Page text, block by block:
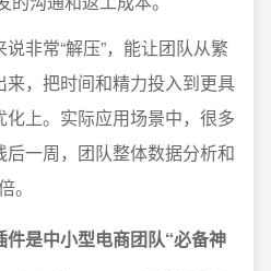
非常“解压”，能让团队从繁
，把时间和精力投入到更具
上。实际应用场景中，很多
一周，团队整体数据分析和
。
是中小型电商团队“必备神